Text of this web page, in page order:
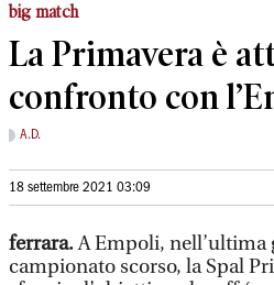
big match
La Primavera è
confronto con
A.D.
18 settembre 2021 03:09
ferrara.A Empoli, nell’ultima
campionato scorso, la Spal